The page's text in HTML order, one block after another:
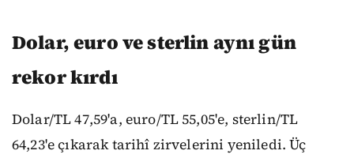
Dolar, euro ve sterlin aynı gün
rekor kırdı
Dolar/TL 47,59'a, euro/TL 55,05'e, sterlin/TL
64,23'e çıkarak tarihî zirvelerini yeniledi. Üç